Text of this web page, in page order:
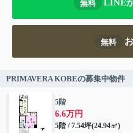
無料 LINE
無料
PRIMAVERA KOBEの募集中物件
5階
6.6万円
5階 / 7.54坪(24.94㎡)